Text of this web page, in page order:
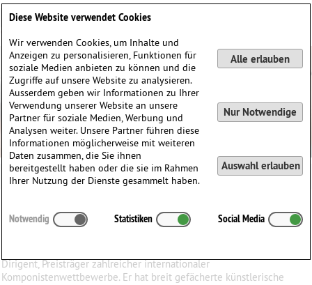
Volodymyr Runchak
∗ 12.06.1960 inLutsk, Ukraine
Dirigent, Preisträger zahlreicher internationaler
Komponistenwettbewerbe. Er hat breit gefächerte künstlerische
Diese Website verwendet Cookies
Wir verwenden Cookies, um Inhalte und
Anzeigen zu personalisieren, Funktionen für
soziale Medien anbieten zu können und die
Zugriffe auf unsere Website zu analysieren.
Ausserdem geben wir Informationen zu Ihrer
Verwendung unserer Website an unsere
Partner für soziale Medien, Werbung und
Analysen weiter. Unsere Partner führen diese
Informationen möglicherweise mit weiteren
Daten zusammen, die Sie ihnen
bereitgestellt haben oder die sie im Rahmen
Ihrer Nutzung der Dienste gesammelt haben.
Alle erlauben
Nur Notwendige
Auswahl erlauben
Notwendig Statistiken Social Media